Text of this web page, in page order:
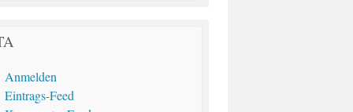
Anmelden
Eintrags-Feed